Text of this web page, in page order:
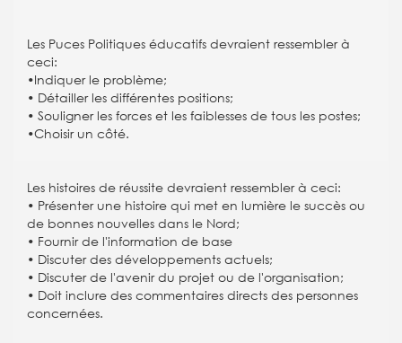
Les Puces Politiques éducatifs devraient ressembler à
ceci:
•Indiquer le problème;
• Détailler les différentes positions;
• Souligner les forces et les faiblesses de tous les postes;
•Choisir un côté.
Les histoires de réussite devraient ressembler à ceci:
• Présenter une histoire qui met en lumière le succès ou
de bonnes nouvelles dans le Nord;
• Fournir de l'information de base
• Discuter des développements actuels;
• Discuter de l'avenir du projet ou de l'organisation;
• Doit inclure des commentaires directs des personnes
concernées.